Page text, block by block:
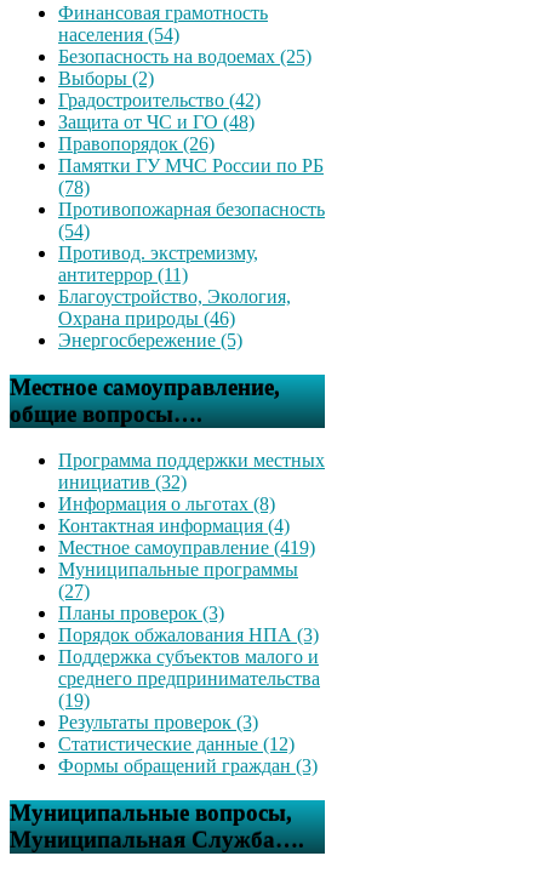
Финансовая грамотность
населения (54)
Безопасность на водоемах (25)
Выборы (2)
Градостроительство (42)
Защита от ЧС и ГО (48)
Правопорядок (26)
Памятки ГУ МЧС России по РБ
(78)
Противопожарная безопасность
(54)
Противод. экстремизму,
антитеррор (11)
Благоустройство, Экология,
Охрана природы (46)
Энергосбережение (5)
Местное самоуправление,
общие вопросы….
Программа поддержки местных
инициатив (32)
Информация о льготах (8)
Контактная информация (4)
Местное самоуправление (419)
Муниципальные программы
(27)
Планы проверок (3)
Порядок обжалования НПА (3)
Поддержка субъектов малого и
среднего предпринимательства
(19)
Результаты проверок (3)
Статистические данные (12)
Формы обращений граждан (3)
Муниципальные вопросы,
Муниципальная Служба….